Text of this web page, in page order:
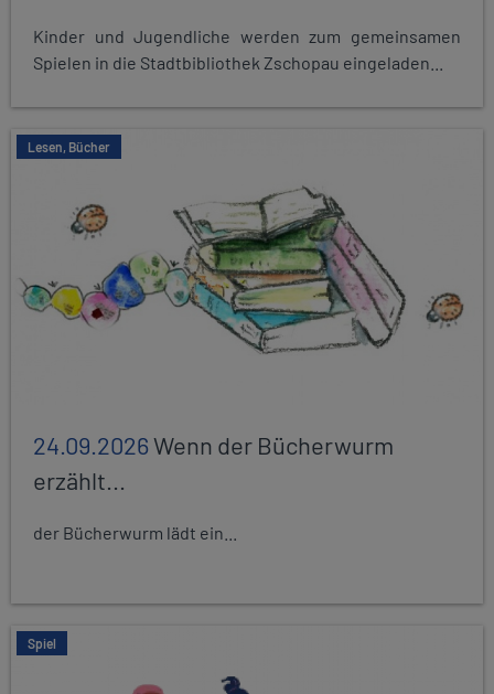
Kinder und Jugendliche werden zum gemeinsamen
Spielen in die Stadtbibliothek Zschopau eingeladen...
Lesen, Bücher
24.09.2026Wenn der Bücherwurm
erzählt...
der Bücherwurm lädt ein...
Spiel